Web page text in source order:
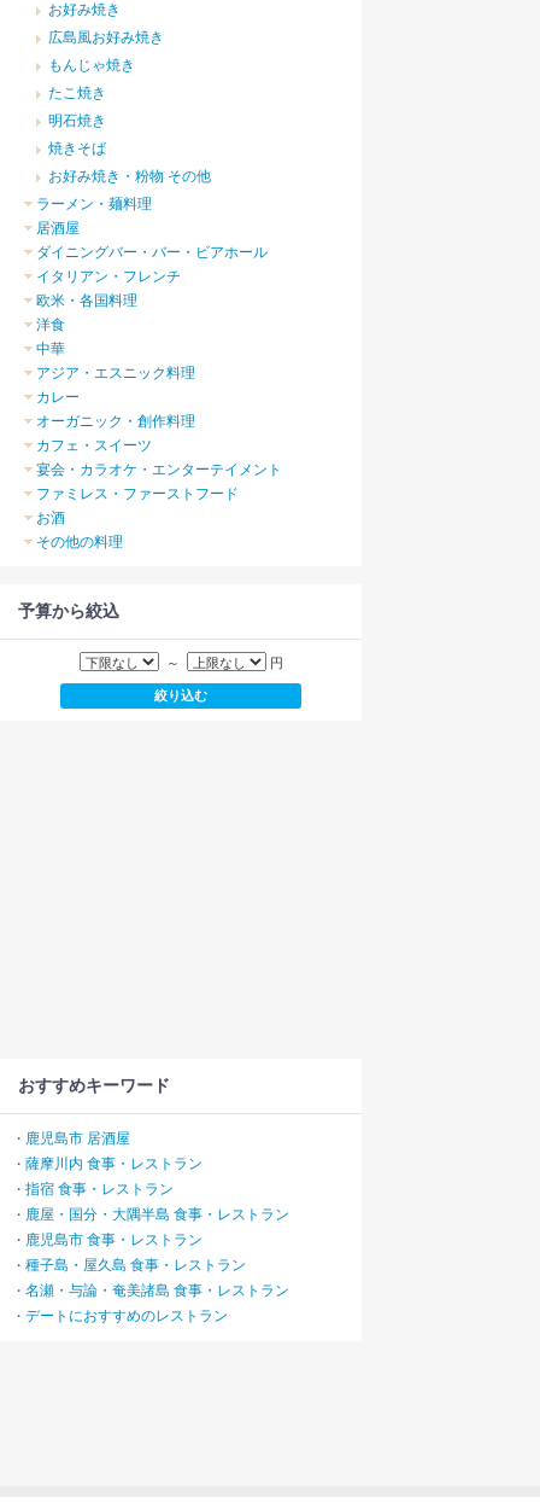
お好み焼き
広島風お好み焼き
もんじゃ焼き
たこ焼き
明石焼き
焼きそば
お好み焼き・粉物 その他
ラーメン・麺料理
居酒屋
ダイニングバー・バー・ビアホール
イタリアン・フレンチ
欧米・各国料理
洋食
中華
アジア・エスニック料理
カレー
オーガニック・創作料理
カフェ・スイーツ
宴会・カラオケ・エンターテイメント
ファミレス・ファーストフード
お酒
その他の料理
予算から絞込
～ 円
おすすめキーワード
・ 鹿児島市 居酒屋
・ 薩摩川内 食事・レストラン
・ 指宿 食事・レストラン
・ 鹿屋・国分・大隅半島 食事・レストラン
・ 鹿児島市 食事・レストラン
・ 種子島・屋久島 食事・レストラン
・ 名瀬・与論・奄美諸島 食事・レストラン
・ デートにおすすめのレストラン